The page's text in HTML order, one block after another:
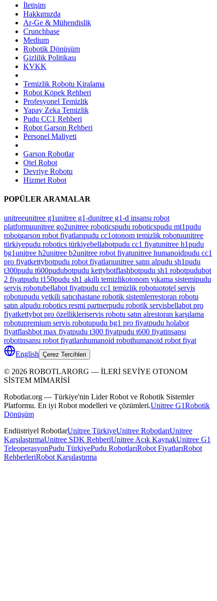
İletişim
Hakkımızda
Ar-Ge & Mühendislik
Crunchbase
Medium
Robotik Dönüşüm
Gizlilik Politikası
KVKK
Temizlik Robotu Kiralama
Robot Köpek Rehberi
Profesyonel Temizlik
Yapay Zeka Temizlik
Pudu CC1 Rehberi
Robot Garson Rehberi
Personel Maliyeti
Garson Robotlar
Otel Robot
Devriye Robotu
Hizmet Robot
POPÜLER ARAMALAR
unitreeunitree g1unitree g1-dunitree g1-d insansı robot
platformuunitree go2unitree roboticspudu roboticspudu mt1pudu
robotgarson robot fiyatlarıpudu cc1otonom temizlik robotuunitree
türkiyepudu robotics türkiyebellabotpudu cc1 fiyatunitree h1pudu
bg1unitree h2unitree b2unitree robot fiyatunitree humanoidpudu cc1
pro fiyatkettybotpudu robot fiyatlarıunitree satın alpudu sh1pudu
t300pudu t600pudubotpudu kettybotflashbotpudu sh1 robotpudubot
2 fiyatpudu t150pudu sh1 akıllı temizlikotonom yıkama sistemipudu
servis robotubellabot fiyatpudu cc1 temizlik robotuototel servis
robotupudu yetkili satıcıhastane robotik sistemlerrestoran robotu
satın alpudu robotics resmi partnerpudu robotik servisbellabot pro
fiyatkettybot pro özellikleriservis robotu satın alrestoran karşılama
robotupremium servis robotupudu bg1 pro fiyatpudu holabot
fiyatflashbot max fiyatpudu t300 fiyatpudu t600 fiyatinsansı
robotinsansı robot fiyatlarıhumanoid robothumanoid robot fiyat
English Çerez Tercihleri
© 2026 ROBOTLARORG — İLERİ SEVİYE OTONOM
SİSTEM MİMARİSİ
Robotlar.org — Türkiye'nin Lider Robot ve Robotik Sistemler
Platformu. En iyi Robot modelleri ve çözümleri.Unitree G1Robotik
Dönüşüm
Endüstriyel RobotlarUnitree TürkiyeUnitree RobotlarıUnitree
KarşılaştırmaUnitree SDK RehberiUnitree Açık KaynakUnitree G1
TeleoperasyonPudu TürkiyePudu RobotlarıRobot FiyatlarıRobot
RehberleriRobot Karşılaştırma